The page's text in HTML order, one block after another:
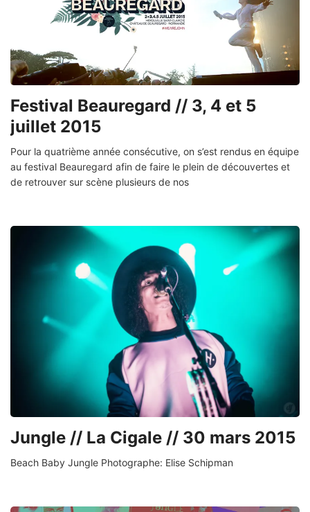
Festival Beauregard // 3, 4 et 5
juillet 2015
Pour la quatrième année consécutive, on s’est rendus en équipe
au festival Beauregard afin de faire le plein de découvertes et
de retrouver sur scène plusieurs de nos
Jungle // La Cigale // 30 mars 2015
Beach Baby Jungle Photographe: Elise Schipman